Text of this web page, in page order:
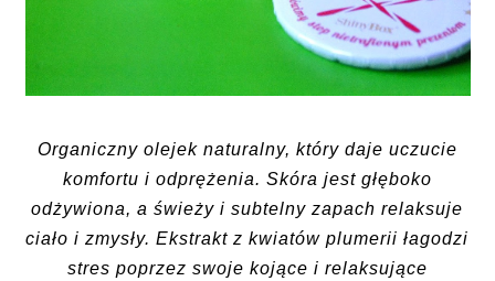
Organiczny olejek naturalny, który daje uczucie
komfortu i odprężenia. Skóra jest głęboko
odżywiona, a świeży i subtelny zapach relaksuje
ciało i zmysły. Ekstrakt z kwiatów plumerii łagodzi
stres poprzez swoje kojące i relaksujące